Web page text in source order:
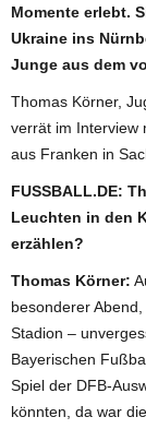
Momente erlebt.
Ukraine ins
Junge aus dem
Thomas Körner,
verrät im Interview
aus Franken in
FUSSBALL.DE:
Leuchten in den
erzählen?
Thomas Körner:
besonderer
Stadion –
Bayerischen
Spiel der DFB-
könnten, da war